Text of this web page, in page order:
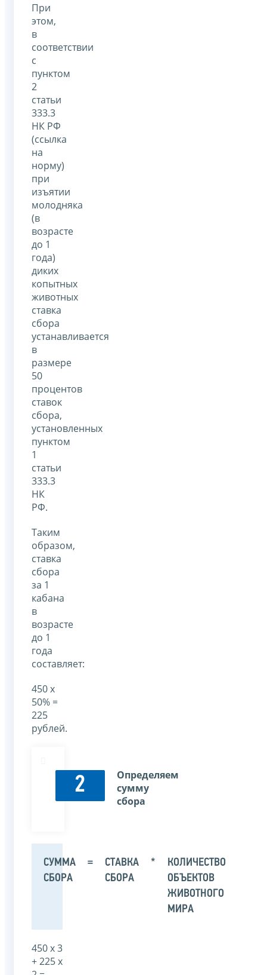
При
этом,
в
соответствии
с
пунктом
2
статьи
333.3
НК РФ
(ссылка
на
норму)
при
изъятии
молодняка
(в
возрасте
до 1
года)
диких
копытных
животных
ставка
сбора
устанавливается
в
размере
50
процентов
ставок
сбора,
установленных
пунктом
1
статьи
333.3
НК
РФ.
Таким
образом,
ставка
сбора
за 1
кабана
в
возрасте
до 1
года
составляет:
450 х
50% =
225
рублей.
2
Определяем
сумму
сбора
СУММА
СБОРА
=
СТАВКА
СБОРА
*
КОЛИЧЕСТВО
ОБЪЕКТОВ
ЖИВОТНОГО
МИРА
450 х 3
+ 225 х